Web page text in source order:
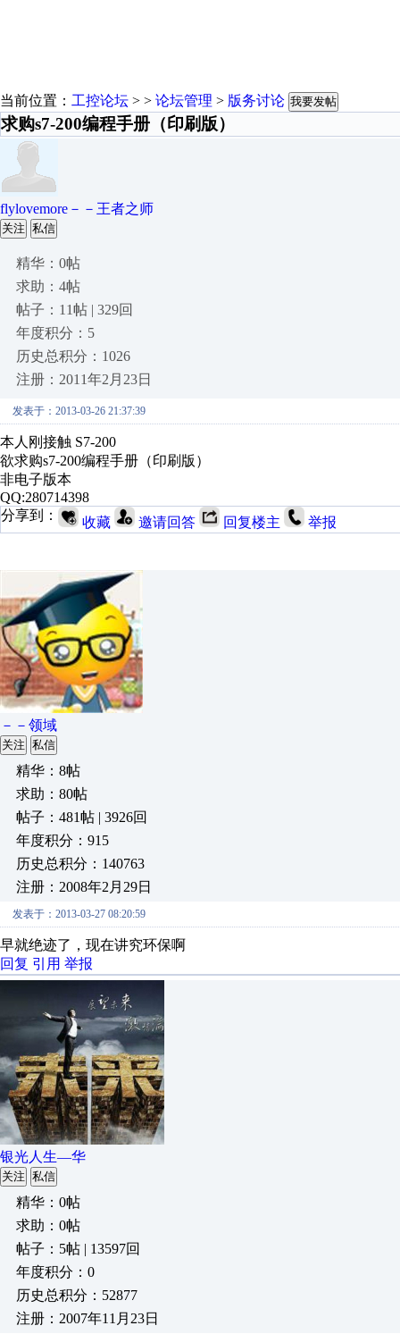
当前位置： 工控论坛 > > 论坛管理 > 版务讨论 我要发帖
求购s7-200编程手册（印刷版）
flylovemore－－王者之师
关注 私信
精华：0帖
求助：4帖
帖子：11帖 | 329回
年度积分：5
历史总积分：1026
注册：2011年2月23日
发表于：2013-03-26 21:37:39
本人刚接触 S7-200
欲求购s7-200编程手册（印刷版）
非电子版本
QQ:280714398
分享到：
收藏 邀请回答 回复楼主 举报
－－领域
关注 私信
精华：8帖
求助：80帖
帖子：481帖 | 3926回
年度积分：915
历史总积分：140763
注册：2008年2月29日
发表于：2013-03-27 08:20:59
早就绝迹了，现在讲究环保啊
回复 引用 举报
银光人生—华
关注 私信
精华：0帖
求助：0帖
帖子：5帖 | 13597回
年度积分：0
历史总积分：52877
注册：2007年11月23日